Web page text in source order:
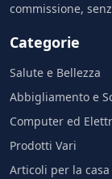
commissione,
Categorie
Salute e Bellezza
Abbigliamento e
Computer ed
Prodotti Vari
Articoli per la casa